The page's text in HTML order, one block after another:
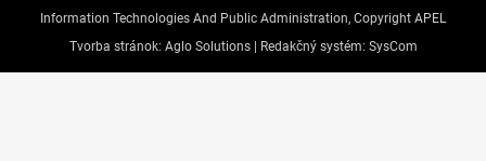
Information Technologies And Public Administration, Copyright APEL
Tvorba stránok: Aglo Solutions | Redakčný systém: SysCom